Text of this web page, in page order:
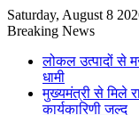
Saturday, August 8
Breaking News
लोकल उत्पादों से
धामी
मुख्यमंत्री से मिले
कार्यकारिणी जल्द